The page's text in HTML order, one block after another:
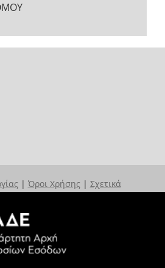
| Όροι Χρήσης | Σχετικά